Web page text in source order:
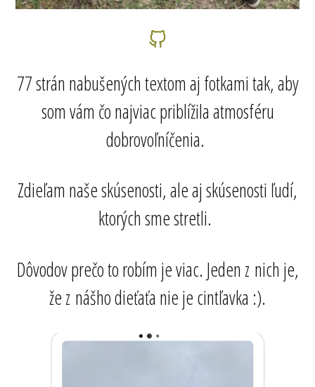
77 strán nabušených textom aj fotkami tak, aby
som vám čo najviac priblížila atmosféru
dobrovoľníčenia.
Zdieľam naše skúsenosti, ale aj skúsenosti ľudí,
ktorých sme stretli.
Dôvodov prečo to robím je viac. Jeden z nich je,
že z nášho dieťaťa nie je cintľavka :).